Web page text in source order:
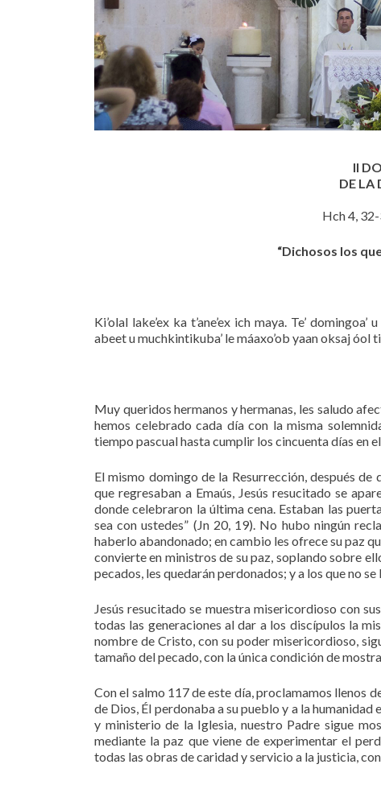
II
DE LA
Hch 4,
“Dichosos los
Ki’olal lake’ex ka t’ane’ex ich maya. Te’ domingoa’
abeet u muchkintikuba’ le máaxo’ob yaan oksaj óol
Muy queridos hermanos y hermanas, les saludo
hemos celebrado cada día con la misma
tiempo pascual hasta cumplir los cincuenta días en
El mismo domingo de la Resurrección, después
que regresaban a Emaús, Jesús resucitado se
donde celebraron la última cena. Estaban las
sea con ustedes” (Jn 20, 19). No hubo ningún
haberlo abandonado; en cambio les ofrece su paz
convierte en ministros de su paz, soplando sobre
pecados, les quedarán perdonados; y a los que no
Jesús resucitado se muestra misericordioso con
todas las generaciones al dar a los discípulos la
nombre de Cristo, con su poder misericordioso,
tamaño del pecado, con la única condición de
Con el salmo 117 de este día, proclamamos llenos
de Dios, Él perdonaba a su pueblo y a la
y ministerio de la Iglesia, nuestro Padre sigue
mediante la paz que viene de experimentar el
todas las obras de caridad y servicio a la justicia,